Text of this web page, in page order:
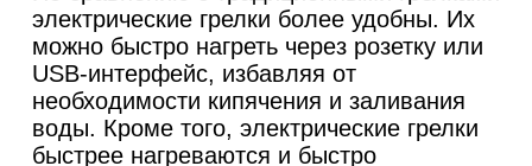
электрические грелки более удобны. Их
можно быстро нагреть через розетку или
USB-интерфейс, избавляя от
необходимости кипячения и заливания
воды. Кроме того, электрические грелки
быстрее нагреваются и быстро